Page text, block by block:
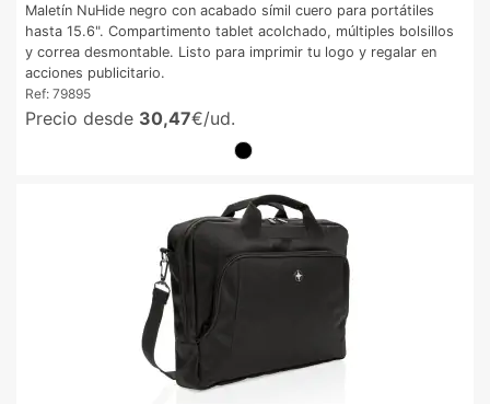
Maletín NuHide negro con acabado símil cuero para portátiles
hasta 15.6". Compartimento tablet acolchado, múltiples bolsillos
y correa desmontable. Listo para imprimir tu logo y regalar en
acciones publicitario.
Ref: 79895
Precio desde 30,47€/ud.